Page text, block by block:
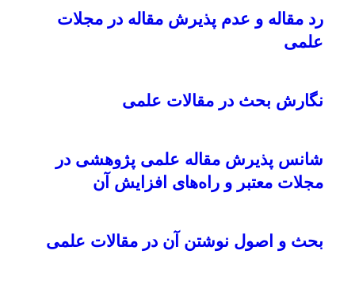
رد مقاله و عدم پذیرش مقاله در مجلات
علمی
نگارش بحث در مقالات علمی
شانس پذیرش مقاله علمی پژوهشی در
مجلات معتبر و راه‌های افزایش آن
بحث و اصول نوشتن آن در مقالات علمی